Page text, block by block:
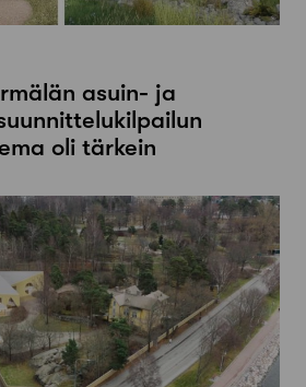
asuin- ja
oli tärkein